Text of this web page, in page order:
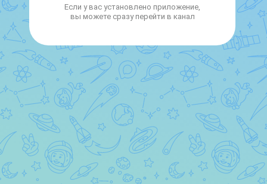
Если у вас установлено приложение,
вы можете сразу перейти в канал